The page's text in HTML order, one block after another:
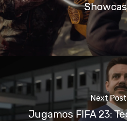
Next Post
Jugamos FIFA 23: